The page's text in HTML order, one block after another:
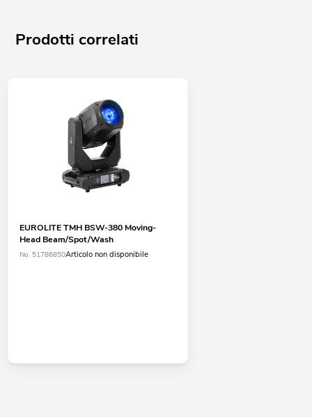
Prodotti correlati
EUROLITE TMH BSW-380 Moving-
Head Beam/Spot/Wash
No. 51786850Articolo non disponibile